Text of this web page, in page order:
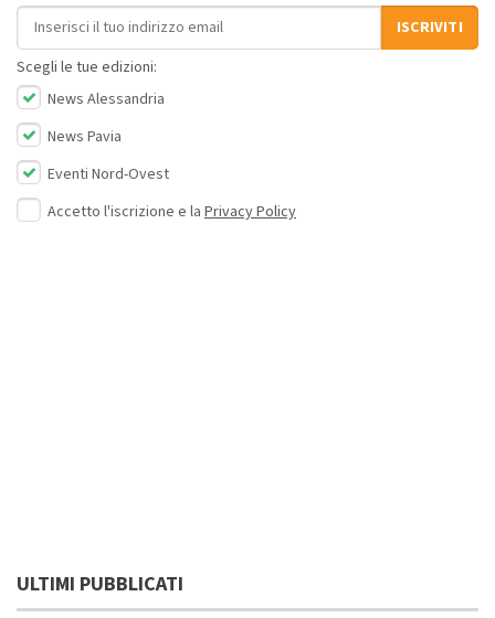
Indirizzo email
ISCRIVITI
Scegli le tue edizioni:
News Alessandria
News Pavia
Eventi Nord-Ovest
Accetto l'iscrizione e la Privacy Policy
ULTIMI PUBBLICATI